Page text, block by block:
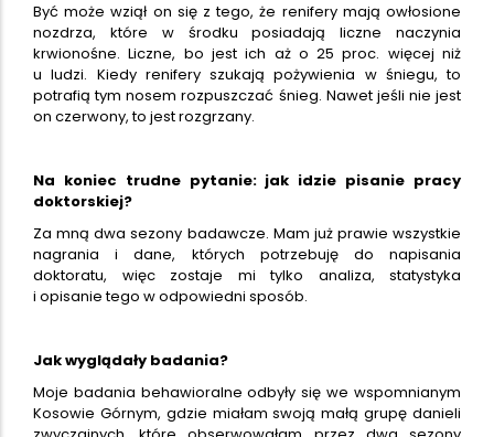
Być może wziął on się z tego, że renifery mają owłosione
nozdrza, które w środku posiadają liczne naczynia
krwionośne. Liczne, bo jest ich aż o 25 proc. więcej niż
u ludzi. Kiedy renifery szukają pożywienia w śniegu, to
potrafią tym nosem rozpuszczać śnieg. Nawet jeśli nie jest
on czerwony, to jest rozgrzany.
Na koniec trudne pytanie: jak idzie pisanie pracy
doktorskiej?
Za mną dwa sezony badawcze. Mam już prawie wszystkie
nagrania i dane, których potrzebuję do napisania
doktoratu, więc zostaje mi tylko analiza, statystyka
i opisanie tego w odpowiedni sposób.
Jak wyglądały badania?
Moje badania behawioralne odbyły się we wspomnianym
Kosowie Górnym, gdzie miałam swoją małą grupę danieli